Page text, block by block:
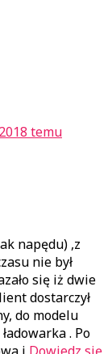
temu
napędu) ,z
nie był
się iż dwie
dostarczył
do modelu
. Po